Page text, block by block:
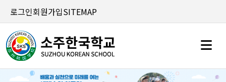
로그인회원가입SITEMAP